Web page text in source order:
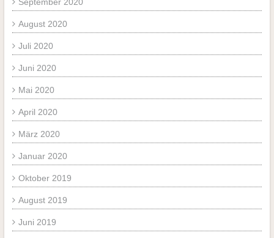
August 2020
Juli 2020
Juni 2020
Mai 2020
April 2020
März 2020
Januar 2020
Oktober 2019
August 2019
Juni 2019